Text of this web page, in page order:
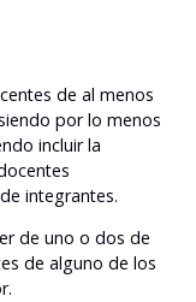
de al menos
por lo menos
incluir la
integrantes.
de uno o dos de
de alguno de los